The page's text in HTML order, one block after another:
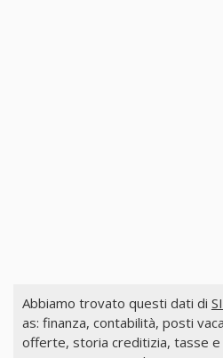
Abbiamo trovato questi dati di
as: finanza, contabilità, posti
offerte, storia creditizia, tasse e